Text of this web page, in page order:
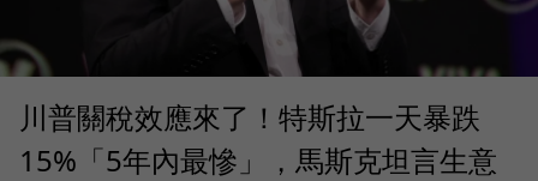
川普關稅效應來了！特斯拉一天暴跌
15%「5年內最慘」，馬斯克坦言生意